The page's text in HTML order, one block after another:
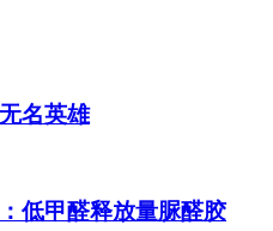
名英雄
低甲醛释放量脲醛胶